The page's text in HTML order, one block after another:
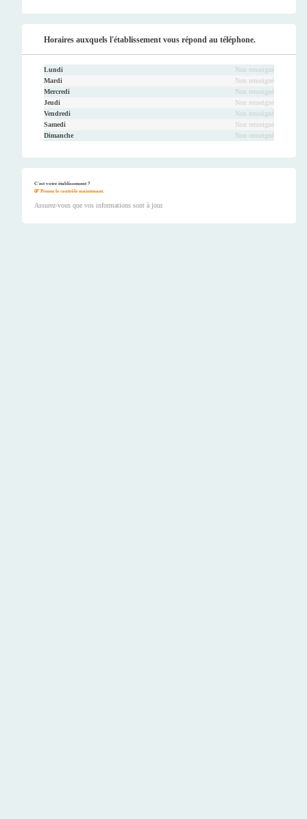
Horaires auxquels l'établissement vous répond au téléphone.
Lundi
Non renseigné
Mardi
Non renseigné
Mercredi
Non renseigné
Jeudi
Non renseigné
Vendredi
Non renseigné
Samedi
Non renseigné
Dimanche
Non renseigné
C'est votre établissement ?
Prenez le contrôle maintenant.
Assurez-vous que vos informations sont à jour.